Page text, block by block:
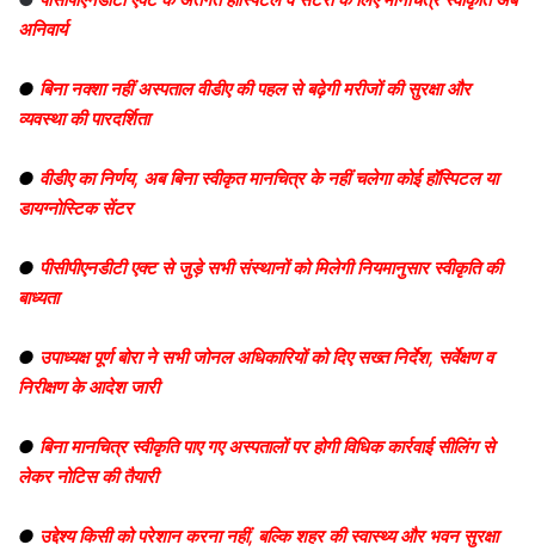
अनिवार्य
● बिना नक्शा नहीं अस्पताल वीडीए की पहल से बढ़ेगी मरीजों की सुरक्षा और
व्यवस्था की पारदर्शिता
● वीडीए का निर्णय, अब बिना स्वीकृत मानचित्र के नहीं चलेगा कोई हॉस्पिटल या
डायग्नोस्टिक सेंटर
● पीसीपीएनडीटी एक्ट से जुड़े सभी संस्थानों को मिलेगी नियमानुसार स्वीकृति की
बाध्यता
● उपाध्यक्ष पूर्ण बोरा ने सभी जोनल अधिकारियों को दिए सख्त निर्देश, सर्वेक्षण व
निरीक्षण के आदेश जारी
● बिना मानचित्र स्वीकृति पाए गए अस्पतालों पर होगी विधिक कार्रवाई सीलिंग से
लेकर नोटिस की तैयारी
● उद्देश्य किसी को परेशान करना नहीं, बल्कि शहर की स्वास्थ्य और भवन सुरक्षा